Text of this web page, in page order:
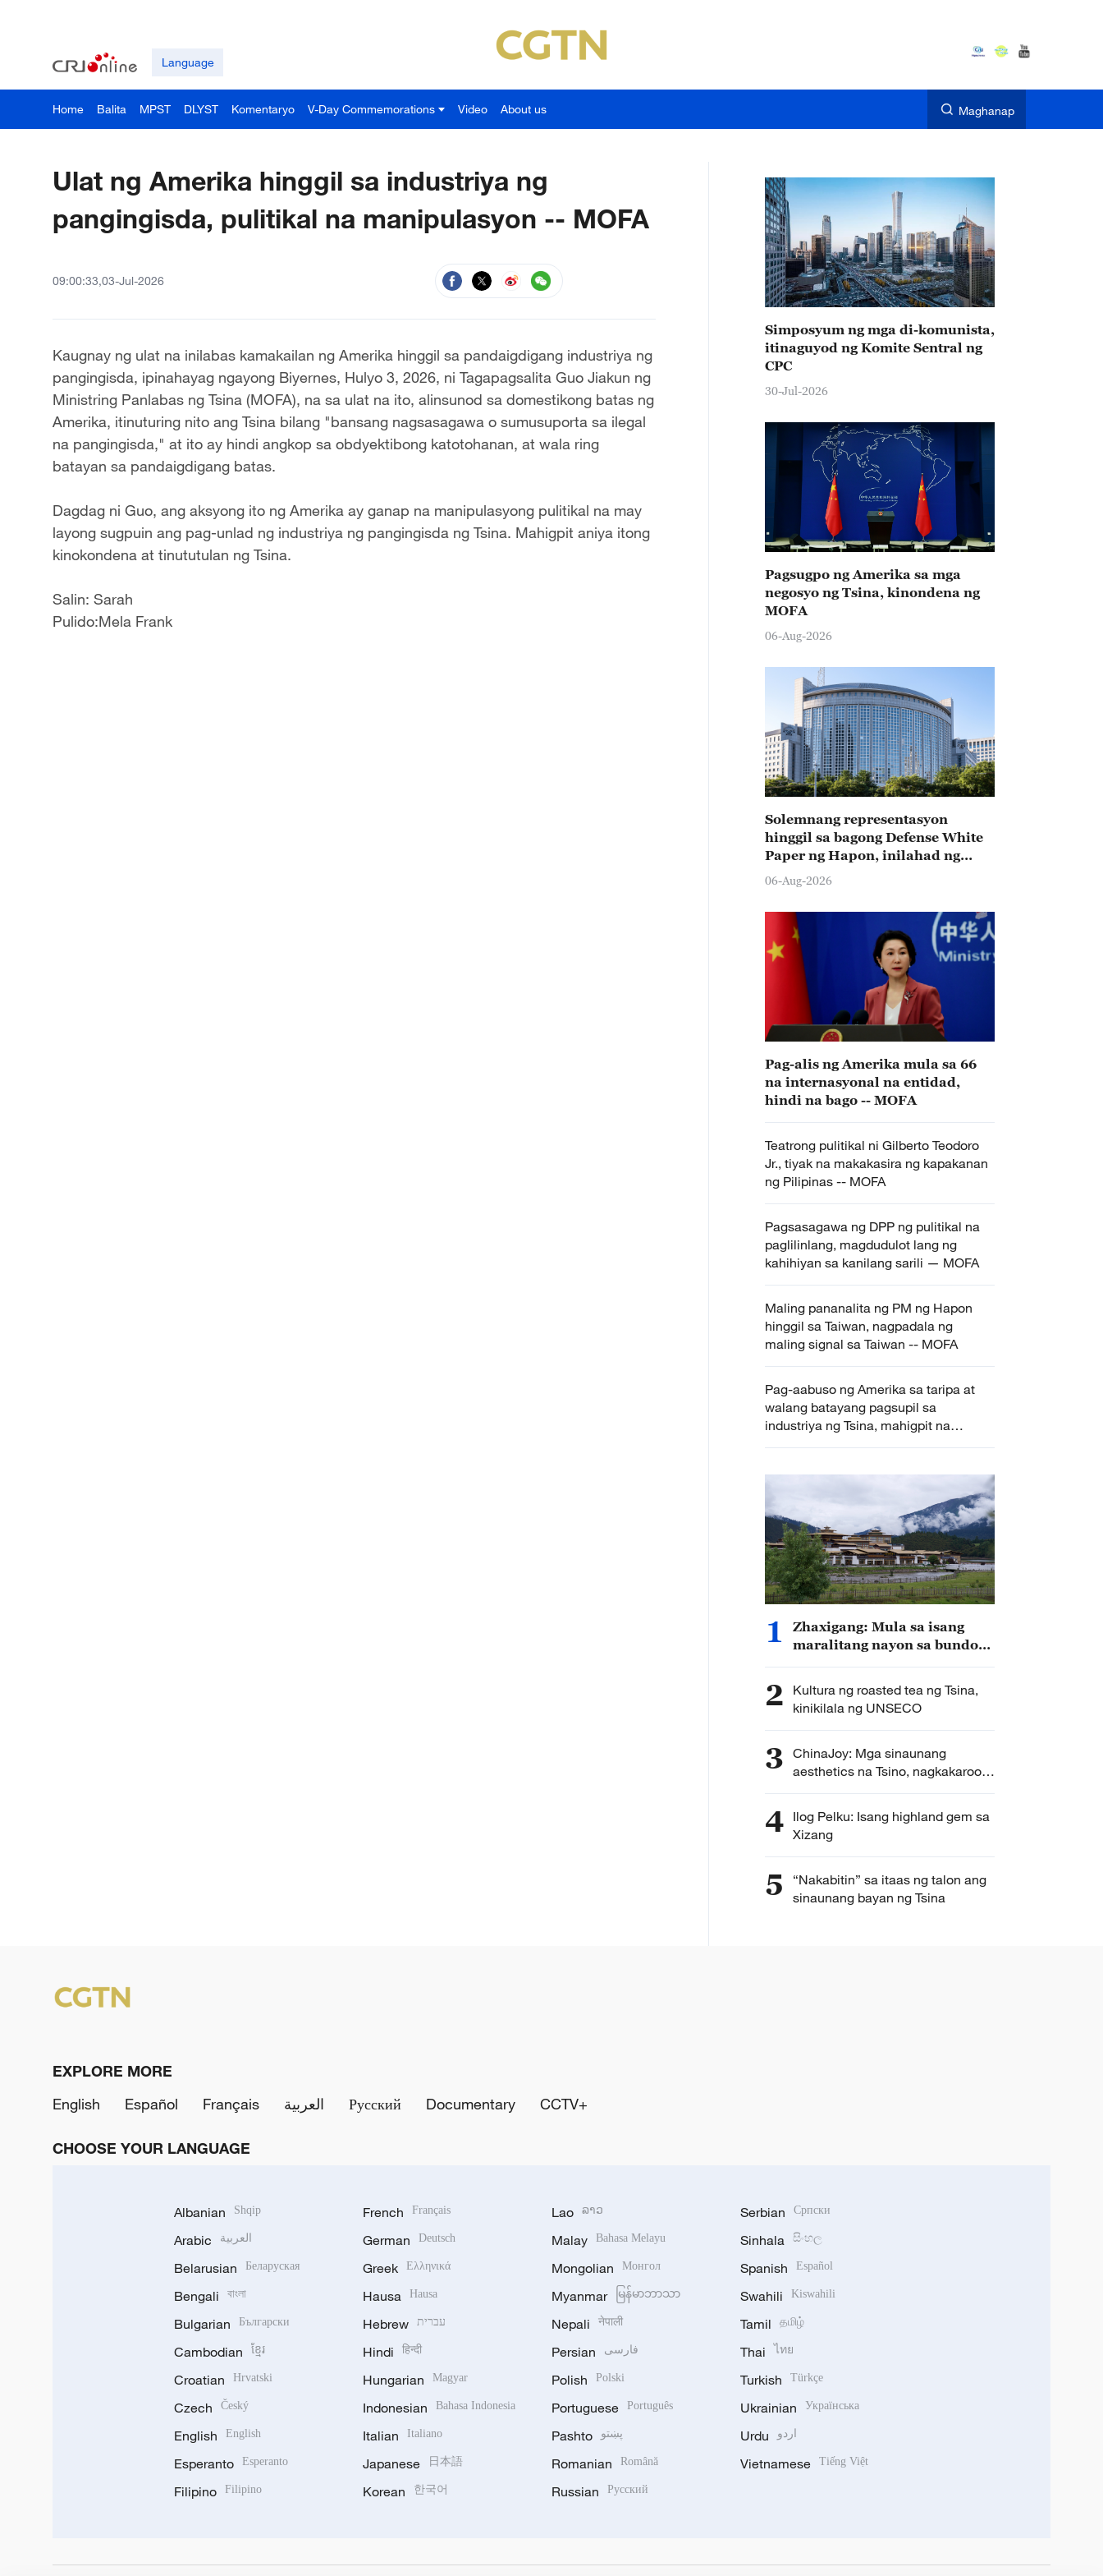
Language
Home Balita MPST DLYST Komentaryo V-Day Commemorations Video About us Maghanap
Ulat ng Amerika hinggil sa industriya ng
pangingisda, pulitikal na manipulasyon -- MOFA
09:00:33,03-Jul-2026
Kaugnay ng ulat na inilabas kamakailan ng Amerika hinggil sa pandaigdigang industriya ng
pangingisda, ipinahayag ngayong Biyernes, Hulyo 3, 2026, ni Tagapagsalita Guo Jiakun ng
Ministring Panlabas ng Tsina (MOFA), na sa ulat na ito, alinsunod sa domestikong batas ng
Amerika, itinuturing nito ang Tsina bilang "bansang nagsasagawa o sumusuporta sa ilegal
na pangingisda," at ito ay hindi angkop sa obdyektibong katotohanan, at wala ring
batayan sa pandaigdigang batas.
Dagdag ni Guo, ang aksyong ito ng Amerika ay ganap na manipulasyong pulitikal na may
layong sugpuin ang pag-unlad ng industriya ng pangingisda ng Tsina. Mahigpit aniya itong
kinokondena at tinututulan ng Tsina.
Salin: Sarah
Pulido:Mela Frank
Simposyum ng mga di-komunista,
itinaguyod ng Komite Sentral ng
CPC
30-Jul-2026
Pagsugpo ng Amerika sa mga
negosyo ng Tsina, kinondena ng
MOFA
06-Aug-2026
Solemnang representasyon
hinggil sa bagong Defense White
Paper ng Hapon, inilahad ng
Tsina
06-Aug-2026
Pag-alis ng Amerika mula sa 66
na internasyonal na entidad,
hindi na bago -- MOFA
Teatrong pulitikal ni Gilberto Teodoro
Jr., tiyak na makakasira ng kapakanan
ng Pilipinas -- MOFA
Pagsasagawa ng DPP ng pulitikal na
paglilinlang, magdudulot lang ng
kahihiyan sa kanilang sarili — MOFA
Maling pananalita ng PM ng Hapon
hinggil sa Taiwan, nagpadala ng
maling signal sa Taiwan -- MOFA
Pag-aabuso ng Amerika sa taripa at
walang batayang pagsupil sa
industriya ng Tsina, mahigpit na
tinututulan
1
Zhaxigang: Mula sa isang
maralitang nayon sa bundok
2
Kultura ng roasted tea ng Tsina,
kinikilala ng UNSECO
3 ChinaJoy: Mga sinaunang
aesthetics na Tsino, nagkakaroon
ng mga bagong anyo
4 Ilog Pelku: Isang highland gem sa
Xizang
5
“Nakabitin” sa itaas ng talon ang
sinaunang bayan ng Tsina
EXPLORE MORE
English
Español Français العربية Русский Documentary CCTV+
CHOOSE YOUR LANGUAGE
Albanian Shqip
Arabic العربية
Belarusian Беларуская
Bengali বাংলা
Bulgarian Български
Cambodian ខ្មែរ
Croatian Hrvatski
Czech Český
English English
Esperanto Esperanto
Filipino Filipino
French Français
German Deutsch
Greek Ελληνικά
Hausa Hausa
Hebrew עברית
Hindi हिन्दी
Hungarian Magyar
Indonesian Bahasa Indonesia
Italian Italiano
Japanese 日本語
Korean 한국어
Lao ລາວ
Malay Bahasa Melayu
Mongolian Монгол
Myanmar မြန်မာဘာသာ
Nepali नेपाली
Persian فارسی
Polish Polski
Portuguese Português
Pashto پښتو
Romanian Română
Russian Русский
Serbian Српски
Sinhala සිංහල
Spanish Español
Swahili Kiswahili
Tamil தமிழ்
Thai ไทย
Turkish Türkçe
Ukrainian Українська
Urdu اردو
Vietnamese Tiếng Việt